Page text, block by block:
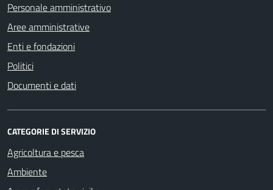
Personale amministrativo
Aree amministrative
Enti e fondazioni
Politici
Documenti e dati
CATEGORIE DI SERVIZIO
Agricoltura e pesca
Ambiente